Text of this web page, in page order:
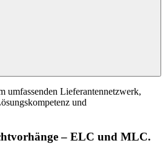
umfassenden Lieferantennetzwerk,
und
– ELC und MLC.